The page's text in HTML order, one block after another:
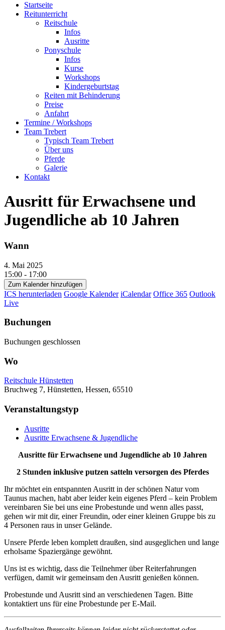
Startseite
Reitunterricht
Reitschule
Infos
Ausritte
Ponyschule
Infos
Kurse
Workshops
Kindergeburtstag
Reiten mit Behinderung
Preise
Anfahrt
Termine / Workshops
Team Trebert
Typisch Team Trebert
Über uns
Pferde
Galerie
Kontakt
Ausritt für Erwachsene und
Jugendliche ab 10 Jahren
Wann
4. Mai 2025
15:00 - 17:00
Zum Kalender hinzufügen
ICS herunterladen Google Kalender iCalendar Office 365 Outlook
Live
Buchungen
Buchungen geschlossen
Wo
Reitschule Hünstetten
Bruchweg 7, Hünstetten, Hessen, 65510
Veranstaltungstyp
Ausritte
Ausritte Erwachsene & Jugendliche
Ausritte für Erwachsene und Jugendliche ab 10 Jahren
2 Stunden inklusive putzen satteln versorgen des Pferdes
Ihr möchtet ein entspannten Ausritt in der schönen Natur vom
Taunus machen, habt aber leider kein eigenes Pferd – kein Problem
vereinbaren Sie bei uns eine Probestunde und wenn alles passt,
gehen wir mit dir, einer Freundin, oder einer kleinen Gruppe bis zu
4 Personen raus in unser Gelände.
Unsere Pferde leben komplett draußen, sind ausgeglichen und lange
erholsame Spaziergänge gewöhnt.
Uns ist es wichtig, dass die Teilnehmer über Reiterfahrungen
verfügen, damit wir gemeinsam den Ausritt genießen können.
Probestunde und Ausritt sind an verschiedenen Tagen. Bitte
kontaktiert uns für eine Probestunde per E-Mail.